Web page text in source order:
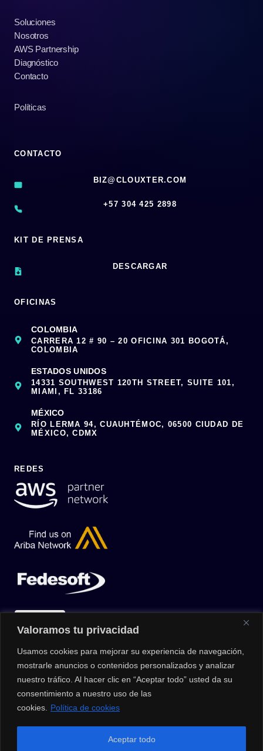
Valoramos tu privacidad
Usamos cookies para mejorar su experiencia de navegación,
mostrarle anuncios o contenidos personalizados y analizar
nuestro tráfico. Al hacer clic en “Aceptar todo” usted da su
consentimiento a nuestro uso de las
cookies.
Política de cookies
Aceptar todo
Soluciones
Nosotros
AWS Partnership
Diagnóstico
Contacto
Políticas
CONTACTO
BIZ@CLOUXTER.COM
‪+57 304 425 2898
KIT DE PRENSA
DESCARGAR
OFICINAS
COLOMBIA
CARRERA 12 # 90 – 20 OFICINA 301 BOGOTÁ,
COLOMBIA
ESTADOS UNIDOS
14331 SOUTHWEST 120TH STREET, SUITE 101,
MIAMI, FL 33186
MÉXICO
RÍO LERMA 94, CUAUHTÉMOC, 06500 CIUDAD DE
MÉXICO, CDMX
REDES
© 2026 |Privacy Policy|Data Protection Policy|Media Kit| All
Rights Reserved | Powered by Clouxter